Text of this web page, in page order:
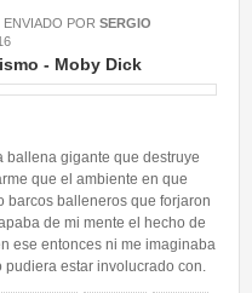
ENVIADO POR SERGIO
- Moby Dick
ballena gigante que destruye
que el ambiente en que
barcos balleneros que forjaron
de mi mente el hecho de
ese entonces ni me imaginaba
pudiera estar involucrado con.